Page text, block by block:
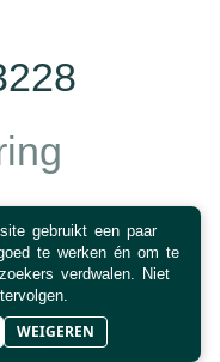
|
deSign
gebruikt een paar
te werken én om te
verdwalen. Niet
WEIGEREN